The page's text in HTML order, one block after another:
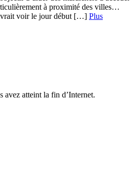
à proximité des villes…
voir le jour début […] Plus
avez atteint la fin d’Internet.